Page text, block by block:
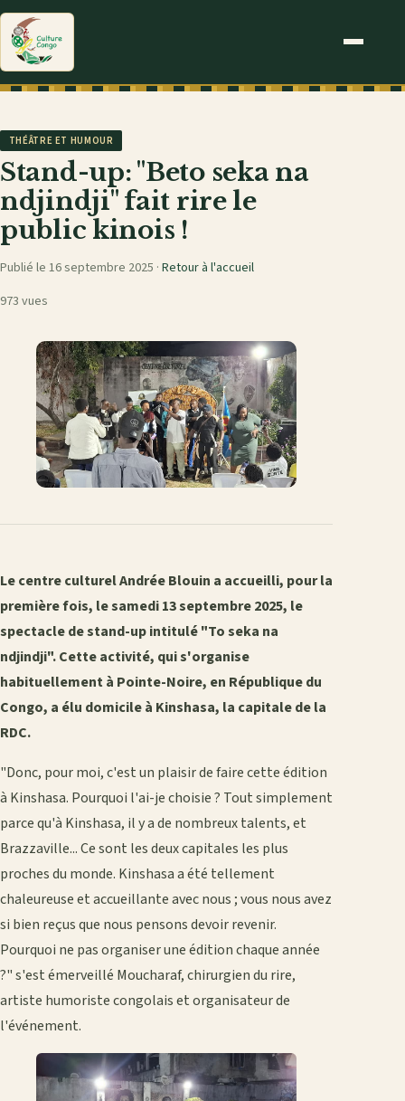
THÉÂTRE ET HUMOUR
Stand-up: "Beto seka na
ndjindji" fait rire le
public kinois !
Publié le 16 septembre 2025 · Retour à l'accueil
973 vues
Le centre culturel Andrée Blouin a accueilli, pour la
première fois, le samedi 13 septembre 2025, le
spectacle de stand-up intitulé "To seka na
ndjindji". Cette activité, qui s'organise
habituellement à Pointe-Noire, en République du
Congo, a élu domicile à Kinshasa, la capitale de la
RDC.
"Donc, pour moi, c'est un plaisir de faire cette édition
à Kinshasa. Pourquoi l'ai-je choisie ? Tout simplement
parce qu'à Kinshasa, il y a de nombreux talents, et
Brazzaville... Ce sont les deux capitales les plus
proches du monde. Kinshasa a été tellement
chaleureuse et accueillante avec nous ; vous nous avez
si bien reçus que nous pensons devoir revenir.
Pourquoi ne pas organiser une édition chaque année
?" s'est émerveillé Moucharaf, chirurgien du rire,
artiste humoriste congolais et organisateur de
l'événement.